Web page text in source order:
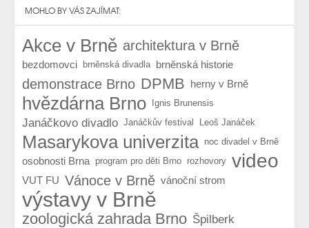
MOHLO BY VÁS ZAJÍMAT:
Akce v Brně architektura v Brně
bezdomovci brněnská divadla brněnská historie
demonstrace Brno DPMB herny v Brně
hvězdárna Brno Ignis Brunensis
Janáčkovo divadlo Janáčkův festival Leoš Janáček
Masarykova univerzita noc divadel v Brně
osobnosti Brna program pro děti Brno rozhovory video
VUT FU Vánoce v Brně vánoční strom
výstavy v Brně
zoologická zahrada Brno Špilberk